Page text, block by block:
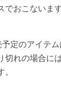
でおこないま
定のアイテ
切れの場合に